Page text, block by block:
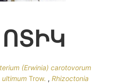
(Erwinia) carotovorum
ultimum Trow. , Rhizoctonia